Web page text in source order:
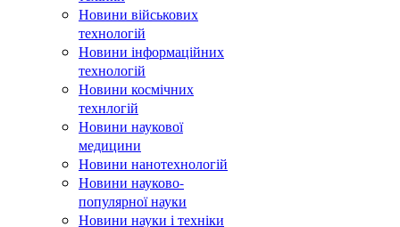
Новини військових
технологій
Новини інформаційних
технологій
Новини космічних
технлогій
Новини наукової
медицини
Новини нанотехнологій
Новини науково-
популярної науки
Новини науки і техніки